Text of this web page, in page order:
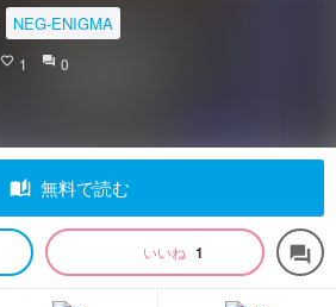
NEG-ENIGMA
favorite_border 1 question_answer 0
auto_stories 無料で読む
いいね 1 forum